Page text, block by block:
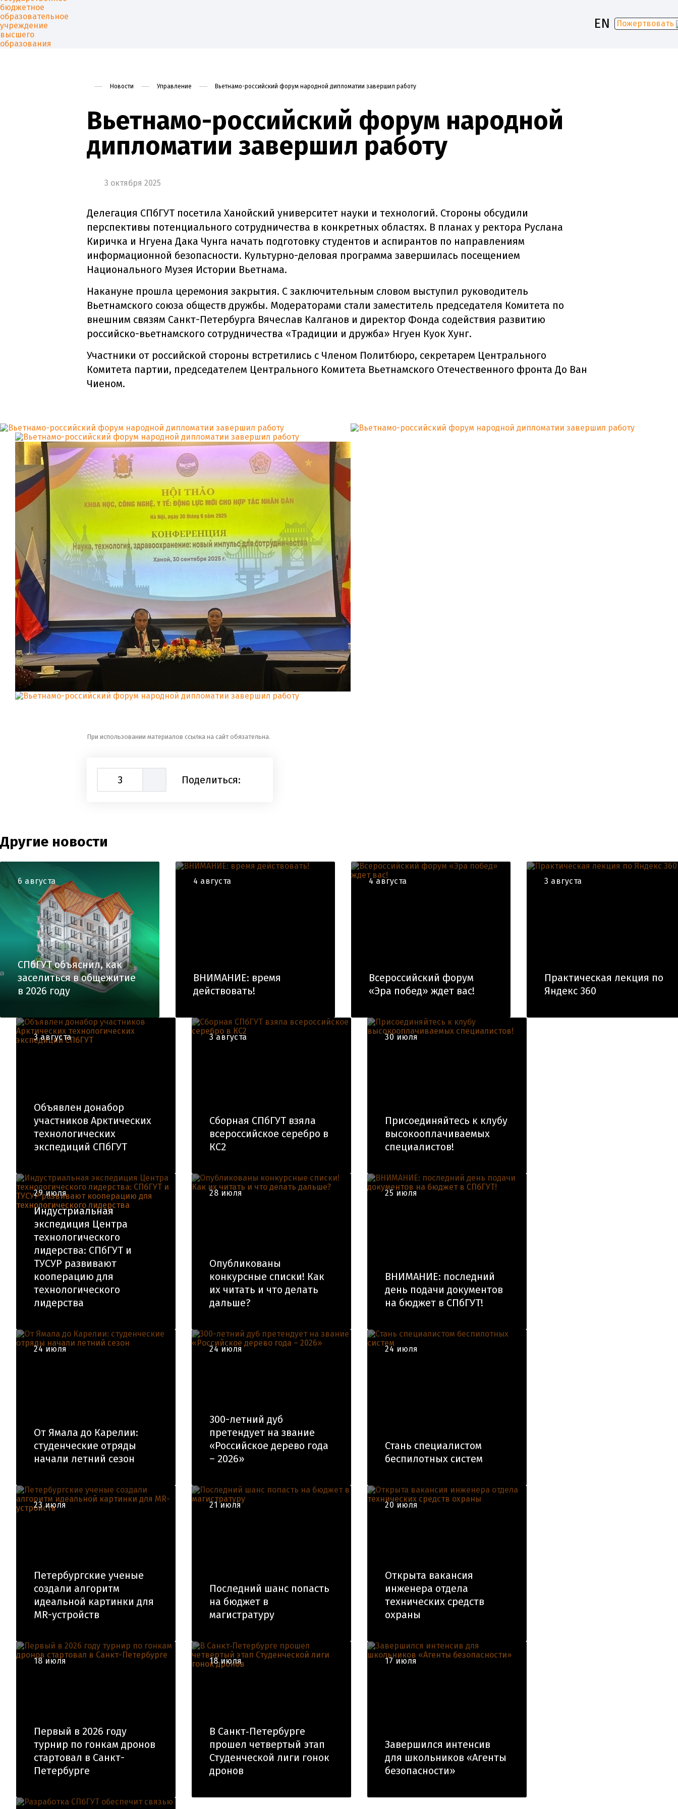
EN Пожертвовать
Новости Управление Вьетнамо-российский форум народной дипломатии завершил работу
Вьетнамо-российский форум народной
дипломатии завершил работу
3 октября 2025
Делегация СПбГУТ посетила Ханойский университет науки и технологий. Стороны обсудили
перспективы потенциального сотрудничества в конкретных областях. В планах у ректора Руслана
Киричка и Нгуена Дака Чунга начать подготовку студентов и аспирантов по направлениям
информационной безопасности. Культурно-деловая программа завершилась посещением
Национального Музея Истории Вьетнама.
Накануне прошла церемония закрытия. С заключительным словом выступил руководитель
Вьетнамского союза обществ дружбы. Модераторами стали заместитель председателя Комитета по
внешним связям Санкт-Петербурга Вячеслав Калганов и директор Фонда содействия развитию
российско-вьетнамского сотрудничества «Традиции и дружба» Нгуен Куок Хунг.
Участники от российской стороны встретились с Членом Политбюро, секретарем Центрального
Комитета партии, председателем Центрального Комитета Вьетнамского Отечественного фронта До Ван
Чиеном.
При использовании материалов ссылка на сайт обязательна.
3 Поделиться:
Другие новости
6 августа
СПбГУТ объяснил, как
заселиться в общежитие
в 2026 году
4 августа
ВНИМАНИЕ: время
действовать!
4 августа
Всероссийский форум
«Эра побед» ждет вас!
3 августа
Практическая лекция по
Яндекс 360
3 августа
Объявлен донабор
участников Арктических
технологических
экспедиций СПбГУТ
3 августа
Сборная СПбГУТ взяла
всероссийское серебро в
КС2
30 июля
Присоединяйтесь к клубу
высокооплачиваемых
специалистов!
29 июля
Индустриальная
экспедиция Центра
технологического
лидерства: СПбГУТ и
ТУСУР развивают
кооперацию для
технологического
лидерства
28 июля
Опубликованы
конкурсные списки! Как
их читать и что делать
дальше?
25 июля
ВНИМАНИЕ: последний
день подачи документов
на бюджет в СПбГУТ!
24 июля
От Ямала до Карелии:
студенческие отряды
начали летний сезон
24 июля
300-летний дуб
претендует на звание
«Российское дерево года
– 2026»
24 июля
Стань специалистом
беспилотных систем
23 июля
Петербургские ученые
создали алгоритм
идеальной картинки для
MR-устройств
21 июля
Последний шанс попасть
на бюджет в
магистратуру
20 июля
Открыта вакансия
инженера отдела
технических средств
охраны
18 июля
Первый в 2026 году
турнир по гонкам дронов
стартовал в Санкт-
Петербурге
18 июля
В Санкт‑Петербурге
прошел четвертый этап
Студенческой лиги гонок
дронов
17 июля
Завершился интенсив
для школьников «Агенты
безопасности»